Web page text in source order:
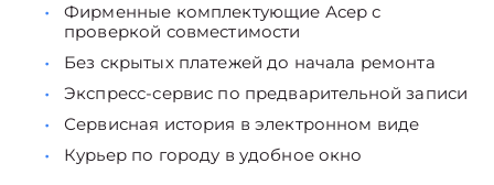
Фирменные комплектующие Асер с
проверкой совместимости
Без скрытых платежей до начала ремонта
Экспресс-сервис по предварительной записи
Сервисная история в электронном виде
Курьер по городу в удобное окно